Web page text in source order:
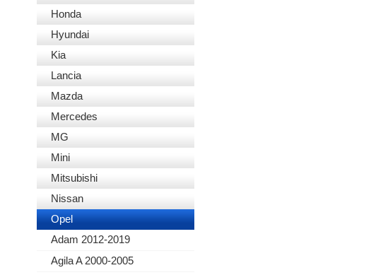
Honda
Hyundai
Kia
Lancia
Mazda
Mercedes
MG
Mini
Mitsubishi
Nissan
Opel
Adam 2012-2019
Agila A 2000-2005